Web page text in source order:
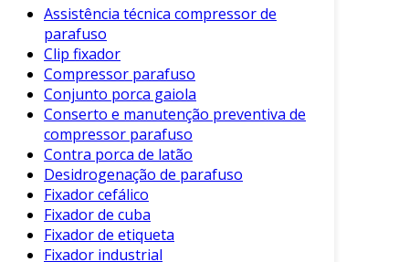
este processo resulta em olefinas. As olefinas,
por sua vez, são compostos químicos com uma
ou mais ligações duplas entre átomos de
carbono, o que as torna mais reativas que suas
contrapartes saturadas.
Além disso, a desidrogenação pode ser
realizada através de diferentes métodos, sendo
os mais comuns os métodos catalíticos. A
utilização de catalisadores é fundamental para
aumentar a eficiência do processo e a
seletividade dos produtos obtidos.
Assistência técnica compressor de
parafuso
Clip fixador
Compressor parafuso
Conjunto porca gaiola
Conserto e manutenção preventiva de
compressor parafuso
Contra porca de latão
Desidrogenação de parafuso
Fixador cefálico
Fixador de cuba
Fixador de etiqueta
Fixador industrial